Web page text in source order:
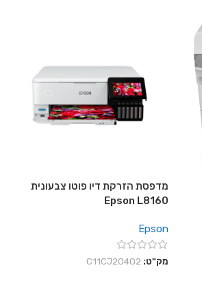
מדפסת הזרקת דיו פוטו צבעונית
Epson L8160
Epson
מק"ט: C11CJ20402